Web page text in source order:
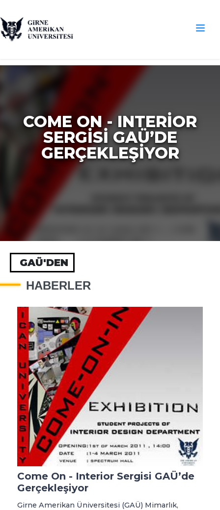
COME ON - INTERIOR
SERGISI GAÜ’DE
GERÇEKLEŞIYOR
GAÜ'DEN
HABERLER
Come On - Interior Sergisi GAÜ’de
Gerçekleşiyor
Girne Amerikan Üniversitesi (GAÜ) Mimarlık,